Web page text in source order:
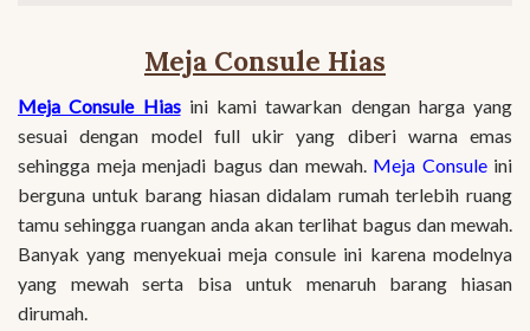
Meja Consule Hias
Meja Consule Hiasini kami tawarkan dengan harga yang
sesuai dengan model full ukir yang diberi warna emas
sehingga meja menjadi bagus dan mewah. Meja Consuleini
berguna untuk barang hiasan didalam rumah terlebih ruang
tamu sehingga ruangan anda akan terlihat bagus dan mewah.
Banyak yang menyekuai meja consule ini karena modelnya
yang mewah serta bisa untuk menaruh barang hiasan
dirumah.